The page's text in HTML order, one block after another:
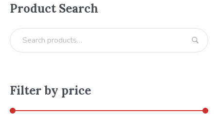
Product Search
Filter by price